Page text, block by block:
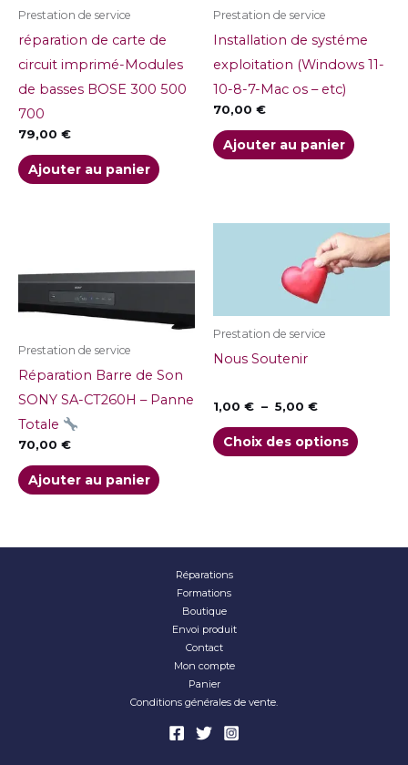
Prestation de service
réparation de carte de
circuit imprimé-Modules
de basses BOSE 300 500
700
79,00 €
Ajouter au panier
Prestation de service
Installation de systéme
exploitation (Windows 11-
10-8-7-Mac os – etc)
70,00 €
Ajouter au panier
Prestation de service
Réparation Barre de Son
SONY SA-CT260H – Panne
Totale
70,00 €
Ajouter au panier
Prestation de service
Nous Soutenir
1,00 € – 5,00 €
Plage
de
prix :
1,00 €
à
5,00 €
Choix des options
Ce
produit
Réparations
Formations
Boutique
Envoi produit
Contact
Mon compte
Panier
Conditions générales de vente.